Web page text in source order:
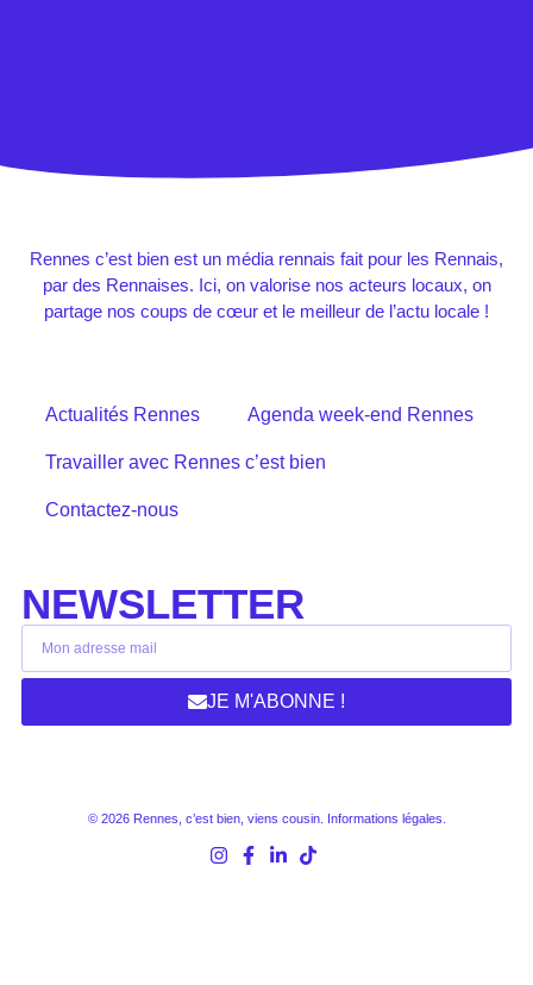
Rennes c’est bien est un média rennais fait pour les Rennais,
par des Rennaises. Ici, on valorise nos acteurs locaux, on
partage nos coups de cœur et le meilleur de l’actu locale !
Actualités Rennes Agenda week-end Rennes
Travailler avec Rennes c’est bien
Contactez-nous
NEWSLETTER
JE M'ABONNE !
© 2026 Rennes, c’est bien, viens cousin. Informations légales